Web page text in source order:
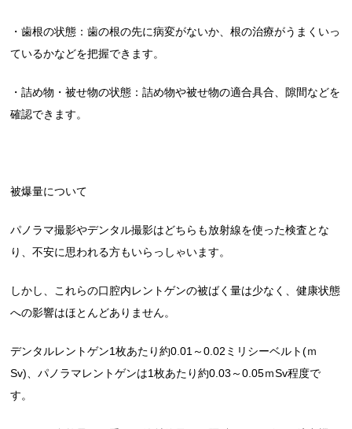
・歯根の状態：歯の根の先に病変がないか、根の治療がうまくいっ
ているかなどを把握できます。
・詰め物・被せ物の状態：詰め物や被せ物の適合具合、隙間などを
確認できます。
被爆量について
パノラマ撮影やデンタル撮影はどちらも放射線を使った検査とな
り、不安に思われる方もいらっしゃいます。
しかし、これらの口腔内レントゲンの被ばく量は少なく、健康状態
への影響はほとんどありません。
デンタルレントゲン1枚あたり約0.01～0.02ミリシーベルト(ｍ
Sv)、パノラマレントゲンは1枚あたり約0.03～0.05ｍSv程度で
す。